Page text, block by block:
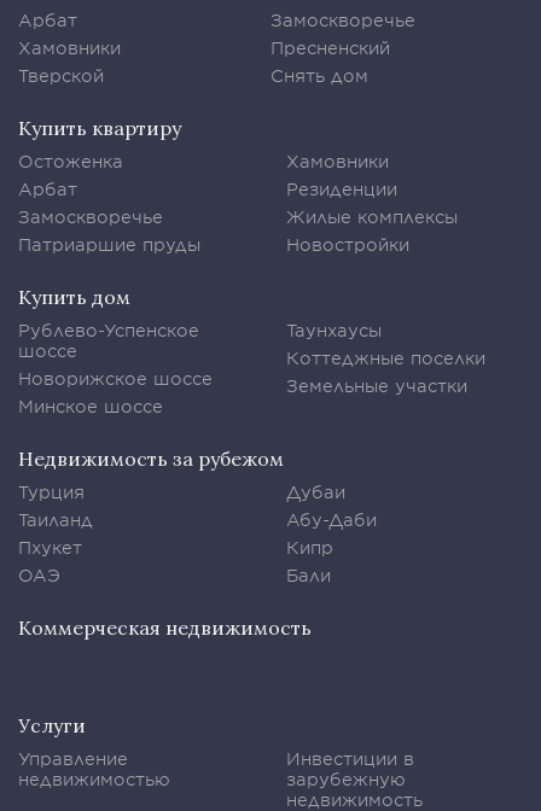
Арбат
Хамовники
Тверской
Замоскворечье
Пресненский
Снять дом
Купить квартиру
Остоженка
Арбат
Замоскворечье
Патриаршие пруды
Хамовники
Резиденции
Жилые комплексы
Новостройки
Купить дом
Рублево-Успенское
шоссе
Новорижское шоссе
Минское шоссе
Таунхаусы
Коттеджные поселки
Земельные участки
Недвижимость за рубежом
Турция
Таиланд
Пхукет
ОАЭ
Дубаи
Абу-Даби
Кипр
Бали
Коммерческая недвижимость
Услуги
Управление
недвижимостью
Инвестиции в
зарубежную
недвижимость